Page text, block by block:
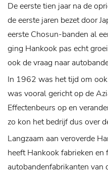
De eerste tien jaar na de
de eerste jaren bezet door
eerste Chosun-banden al
ging Hankook pas echt
ook de vraag naar
In 1962 was het tijd om
was vooral gericht op de
Effectenbeurs op en
zo kon het bedrijf dus over
Langzaam aan veroverde
heeft Hankook fabrieken
autobandenfabrikanten van